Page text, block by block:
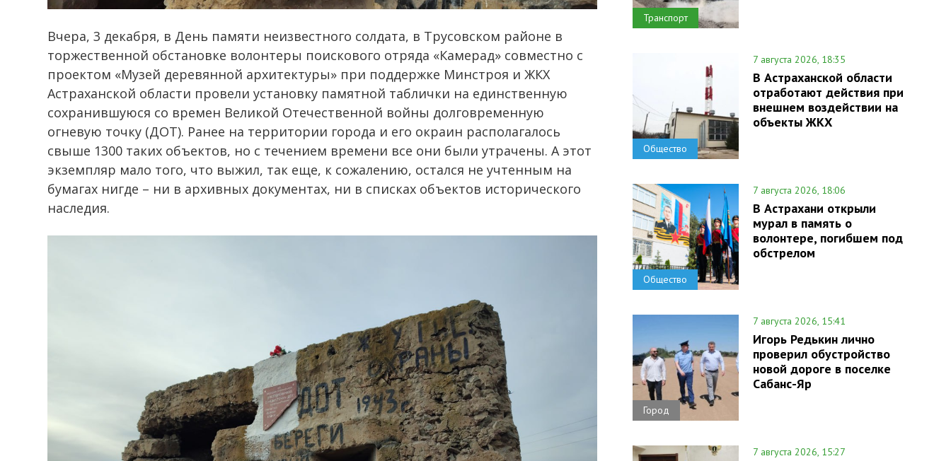
Вчера, 3 декабря, в День памяти неизвестного солдата, в Трусовском районе в
торжественной обстановке волонтеры поискового отряда «Камерад» совместно с
проектом «Музей деревянной архитектуры» при поддержке Минстроя и ЖКХ
Астраханской области провели установку памятной таблички на единственную
сохранившуюся со времен Великой Отечественной войны долговременную
огневую точку (ДОТ). Ранее на территории города и его окраин располагалось
свыше 1300 таких объектов, но с течением времени все они были утрачены. А этот
экземпляр мало того, что выжил, так еще, к сожалению, остался не учтенным на
бумагах нигде – ни в архивных документах, ни в списках объектов исторического
наследия.
Транспорт
Общество
7 августа 2026, 18:35
В Астраханской области
отработают действия при
внешнем воздействии на
объекты ЖКХ
Общество
7 августа 2026, 18:06
В Астрахани открыли
мурал в память о
волонтере, погибшем под
обстрелом
Город
7 августа 2026, 15:41
Игорь Редькин лично
проверил обустройство
новой дороге в поселке
Сабанс-Яр
7 августа 2026, 15:27